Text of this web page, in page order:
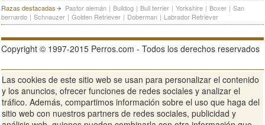
Razas destacadas
Pastor alemán | Bulldog | Bull terrier | Yorkshire | Boxer | San
bernardo | Schnauzer | Golden Retriever | Doberman | Labrador Retriever
Copyright © 1997-2015 Perros.com - Todos los derechos reservados
Publicidad en Perros.com | Contacte | Aviso Legal Política de
privacidad | Condiciones de uso
Ver sitio web completo
Las cookies de este sitio web se usan para personalizar el contenido
y los anuncios, ofrecer funciones de redes sociales y analizar el
tráfico. Además, compartimos información sobre el uso que haga del
sitio web con nuestros partners de redes sociales, publicidad y